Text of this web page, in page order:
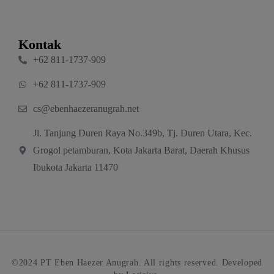
Kontak
‪+62 811‑1737‑909‬
‪+62 811‑1737‑909‬
cs@ebenhaezeranugrah.net
Jl. Tanjung Duren Raya No.349b, Tj. Duren Utara, Kec.
Grogol petamburan, Kota Jakarta Barat, Daerah Khusus
Ibukota Jakarta 11470
©2024 PT Eben Haezer Anugrah. All rights reserved. Developed